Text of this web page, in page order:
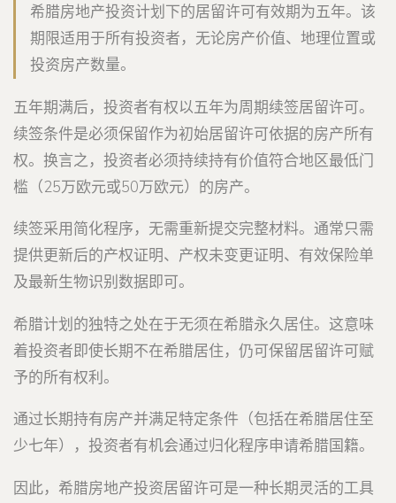
希腊房地产投资计划下的居留许可有效期为五年。该
期限适用于所有投资者，无论房产价值、地理位置或
投资房产数量。
五年期满后，投资者有权以五年为周期续签居留许可。
续签条件是必须保留作为初始居留许可依据的房产所有
权。换言之，投资者必须持续持有价值符合地区最低门
槛（25万欧元或50万欧元）的房产。
续签采用简化程序，无需重新提交完整材料。通常只需
提供更新后的产权证明、产权未变更证明、有效保险单
及最新生物识别数据即可。
希腊计划的独特之处在于无须在希腊永久居住。这意味
着投资者即使长期不在希腊居住，仍可保留居留许可赋
予的所有权利。
通过长期持有房产并满足特定条件（包括在希腊居住至
少七年），投资者有机会通过归化程序申请希腊国籍。
因此，希腊房地产投资居留许可是一种长期灵活的工具